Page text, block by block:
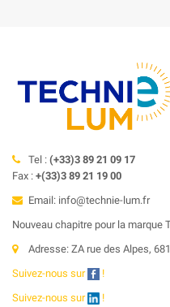
Tel : (+33)3 89 21 09 17
Fax : +(33)3 89 21 19 00
Email: info@technie-lum.fr
Nouveau chapitre pour la marque
Adresse: ZA rue des Alpes,
Suivez-nous sur
!
Suivez-nous sur
!